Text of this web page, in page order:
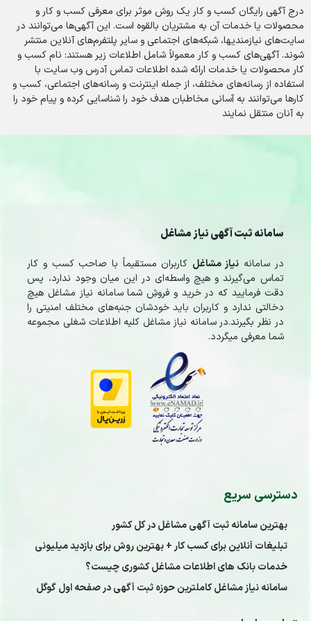
درج آگهی رایگان کسب و کار یک روش موثر برای معرفی کسب و کار و
محصولات یا خدمات آن به مشتریان بالقوه است. این آگهی‌ها می‌توانند در
سایت‌های نیازمندیها، شبکه‌های اجتماعی و سایر پلتفرم‌های آنلاین منتشر
شوند. آگهی‌های کسب و کار معمولاً شامل اطلاعات زیر هستند: نام کسب و
کار محصولات یا خدمات ارائه شده اطلاعات تماس آدرس وب سایت با
استفاده از رسانه‌های مختلف، از جمله اینترنت و رسانه‌های اجتماعی، کسب و
کارها می‌توانند به آسانی مخاطبان هدف خود را شناسایی کرده و پیام خود را
به آنان منتقل نمایند
سامانه ثبت آگهی نیاز مشاغل
در سامانه نیاز مشاغل کاربران مستقیماً با صاحب کسب و کار
تماس می‌گیرند و هیچ واسطه‌ای در این میان وجود ندارد، پس
دقت فرمایید که در خرید و فروشِ شما سامانه نیاز مشاغل هیچ
دخالتی ندارد و کاربران باید خودشان جنبه‌های مختلف امنیتی را
در نظر بگیرند.در سامانه نیاز مشاغل کلیه اطلاعات شغلی مجموعه
شما معرفی میگردد.
دسترسی سریع
بهترین سامانه ثبت آگهی مشاغل در کل کشور
تبلیغات آنلاین برای کسب کار + بهترین روش برای بازدید میلیونی
خدمات بانک های اطلاعات مشاغل کشوری چیست؟
سامانه نیاز مشاغل کاملترین حوزه ثبت آگهی در صفحه اول گوگل